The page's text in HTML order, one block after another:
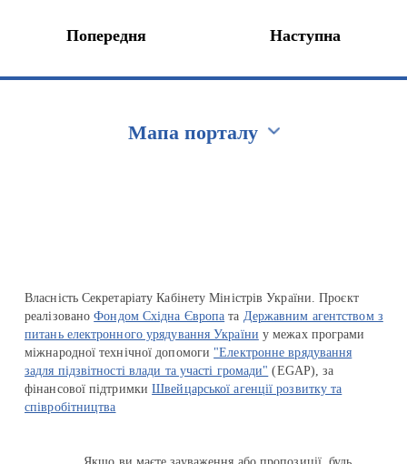
Попередня Наступна
Мапа порталу
Власність Секретаріату Кабінету Міністрів України. Проєкт
реалізованоФондом Східна Європа та Державним агентством з
питань електронного урядування України у межах програми
міжнародної технічної допомоги "Електронне врядування
задля підзвітності влади та участі громади" (EGAP), за
фінансової підтримкиШвейцарської агенції розвитку та
співробітництва